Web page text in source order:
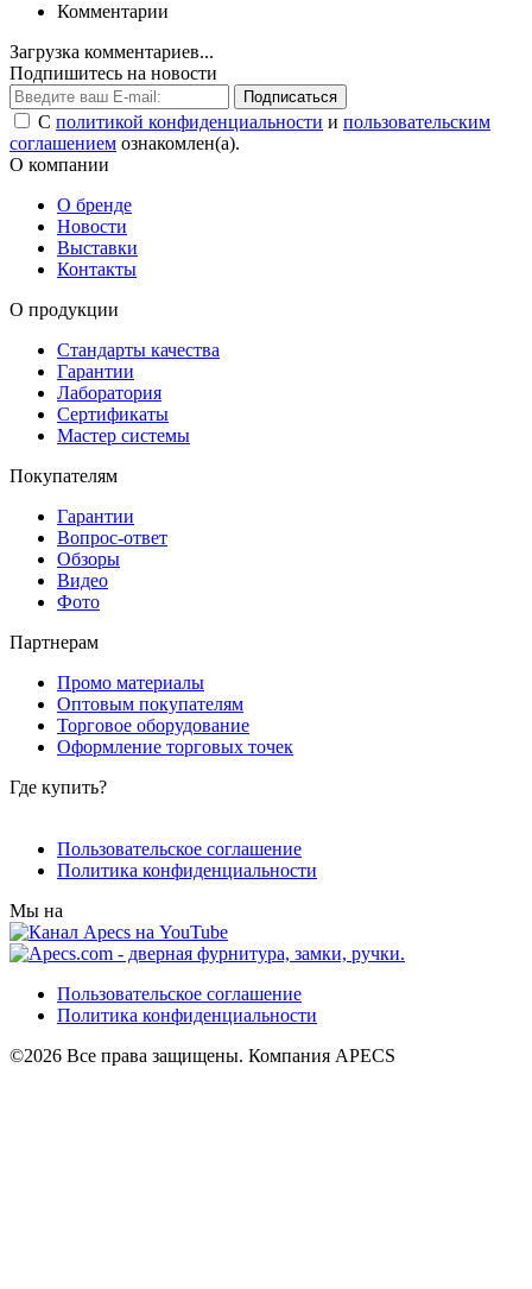
Комментарии
Загрузка комментариев...
Подпишитесь на новости
Подписаться
С политикой конфиденциальности и пользовательским
соглашением ознакомлен(а).
О компании
О бренде
Новости
Выставки
Контакты
О продукции
Стандарты качества
Гарантии
Лаборатория
Сертификаты
Мастер системы
Покупателям
Гарантии
Вопрос-ответ
Обзоры
Видео
Фото
Партнерам
Промо материалы
Оптовым покупателям
Торговое оборудование
Оформление торговых точек
Где купить?
Пользовательское соглашение
Политика конфиденциальности
Мы на
Пользовательское соглашение
Политика конфиденциальности
©2026 Все права защищены. Компания APECS